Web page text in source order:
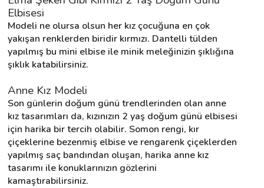
Elbisesi
Modeli ne olursa olsun her kız çocuğuna en çok
yakışan renklerden biridir kırmızı. Dantelli tülden
yapılmış bu mini elbise ile minik meleğinizin şıklığına
şıklık katabilirsiniz.
Anne Kız Modeli
Son günlerin doğum günü trendlerinden olan anne
kız tasarımları da, kızınızın 2 yaş doğum günü elbisesi
için harika bir tercih olabilir. Somon rengi, kır
çiçeklerine bezenmiş elbise ve rengarenk çiçeklerden
yapılmış saç bandından oluşan, harika anne kız
tasarımı ile konuklarınızın gözlerini
kamaştırabilirsiniz.